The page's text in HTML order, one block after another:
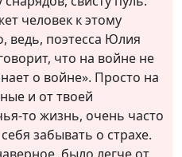
человек к этому
ведь, поэтесса Юлия
что на войне не
о войне». Просто на
и от твоей
то жизнь, очень часто
забывать о страхе.